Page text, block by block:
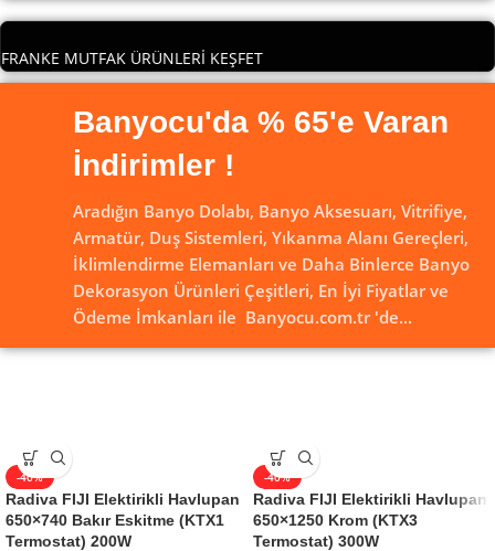
FRANKE MUTFAK ÜRÜNLERİ KEŞFET
Banyocu'da % 65'e Varan
İndirimler !
Aradığın Banyo Dolabı, Banyo Aksesuarı, Vitrifiye,
Armatür, Duş Sistemleri, Yıkanma Alanı Gereçleri,
İklimlendirme Elemanları ve Daha Binlerce Banyo
Dekorasyon Ürünleri Çeşitleri, En İyi Fiyatlar ve
Ödeme İmkanları ile Banyocu.com.tr 'de...
-40%
Radiva FIJI Elektirikli Havlupan
650×740 Bakır Eskitme (KTX1
Termostat) 200W
-40%
Radiva FIJI Elektirikli Havlupan
650×1250 Krom (KTX3
Termostat) 300W